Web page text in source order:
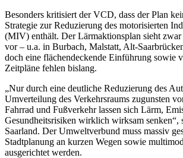
Besonders kritisiert der VCD, dass der Plan
Strategie zur Reduzierung des motorisierten
(MIV) enthält. Der Lärmaktionsplan sieht
vor – u.a. in Burbach, Malstatt, Alt-
doch eine flächendeckende Einführung sowie
Zeitpläne fehlen bislang.
„Nur durch eine deutliche Reduzierung des
Umverteilung des Verkehrsraums zugunsten
Fahrrad und Fußverkehr lassen sich Lärm,
Gesundheitsrisiken wirklich wirksam senken“,
Saarland. Der Umweltverbund muss massiv
Stadtplanung an kurzen Wegen sowie
ausgerichtet werden.